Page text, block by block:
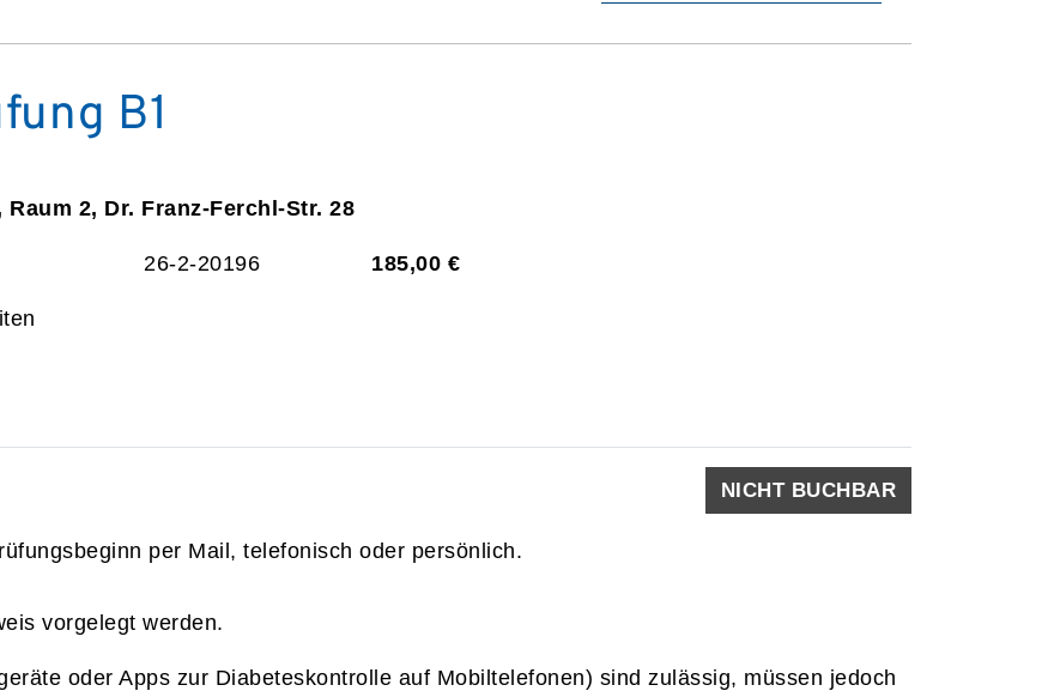
B1
2, Dr. Franz-Ferchl-Str. 28
26-2-20196 185,00 €
NICHT BUCHBAR
per Mail, telefonisch oder persönlich.
vorgelegt werden.
oder Apps zur Diabeteskontrolle auf Mobiltelefonen) sind zulässig, müssen jedoch